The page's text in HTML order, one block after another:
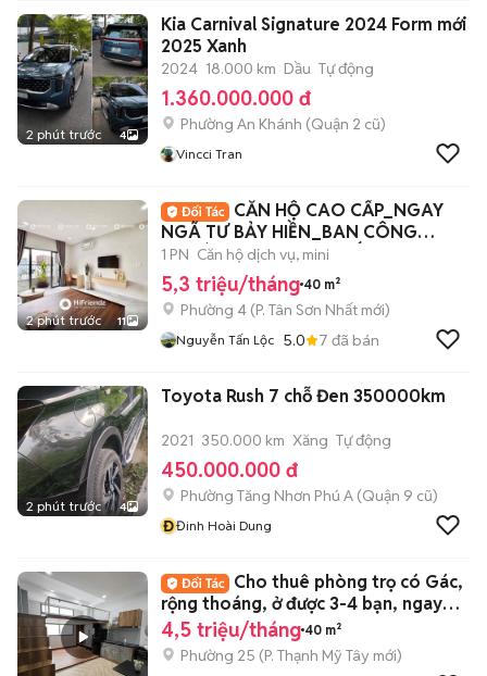
2 phút trước 4
Kia Carnival Signature 2024 Form mới
2025 Xanh
2024 18.000 km Dầu Tự động
1.360.000.000 đ
Phường An Khánh (Quận 2 cũ)
Vincci Tran
2 phút trước 11
CĂN HỘ CAO CẤP_NGAY
NGÃ TƯ BẢY HIỀN_BAN CÔNG
THOÁNG_FULL NỘI THẤT MỚI
1 PN Căn hộ dịch vụ, mini
5,3 triệu/tháng 40 m²
Phường 4 (P. Tân Sơn Nhất mới)
Nguyễn Tấn Lộc 5.0 7 đã bán
2 phút trước 4
Toyota Rush 7 chỗ Đen 350000km
2021 350.000 km Xăng Tự động
450.000.000 đ
Phường Tăng Nhơn Phú A (Quận 9 cũ)
ĐĐinh Hoài Dung
Cho thuê phòng trọ có Gác,
rộng thoáng, ở được 3-4 bạn, ngay
UTH, FTU,
4,5 triệu/tháng 40 m²
Phường 25 (P. Thạnh Mỹ Tây mới)